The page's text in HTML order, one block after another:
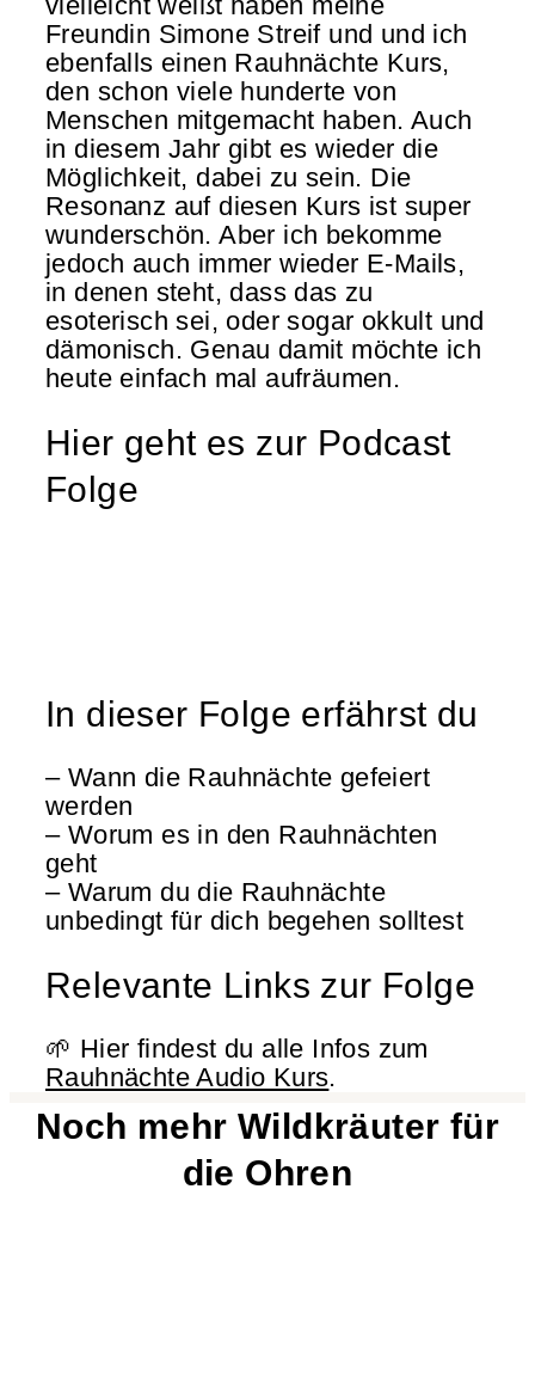
Freundin Simone Streif und und ich
ebenfalls einen Rauhnächte Kurs,
den schon viele hunderte von
Menschen mitgemacht haben. Auch
in diesem Jahr gibt es wieder die
Möglichkeit, dabei zu sein. Die
Resonanz auf diesen Kurs ist super
wunderschön. Aber ich bekomme
jedoch auch immer wieder E-Mails,
in denen steht, dass das zu
esoterisch sei, oder sogar okkult und
dämonisch. Genau damit möchte ich
heute einfach mal aufräumen.
Hier geht es zur Podcast
Folge
In dieser Folge erfährst du
– Wann die Rauhnächte gefeiert
werden
– Worum es in den Rauhnächten
geht
– Warum du die Rauhnächte
unbedingt für dich begehen solltest
Relevante Links zur Folge
🌱 Hier findest du alle Infos zum
Rauhnächte Audio Kurs.
Noch mehr Wildkräuter für
die Ohren